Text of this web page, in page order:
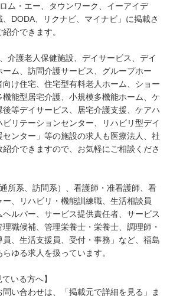
ム・エー、タウンワーク、イーアイデ
DODA、リクナビ、マイナビ」に掲載さ
介できます。
介護老人保健施設、デイサービス、デイ
ム、訪問介護サービス、グループホー
向け住宅、住宅型有料老人ホーム、ショー
機能型居宅介護、小規模多機能ホーム、ケ
等デイサービス、居宅介護支援、ケアハ
リテーションセンター、リハビリ型デイ
ンター」等の施設の求人も医療法人、社
介できますので、お気軽にご相談くださ
所系、訪問系）、看護師・准看護師、看
、リハビリ・機能訓練職、生活相談員
ヘルパー、サービス提供責任者、サービス
職候補、管理栄養士・栄養士、調理師・
、生活支援員、受付・事務」など、福島
ゆる求人を扱っています。
いる方へ】
い合わせは、「掲載元で詳細を見る」ま